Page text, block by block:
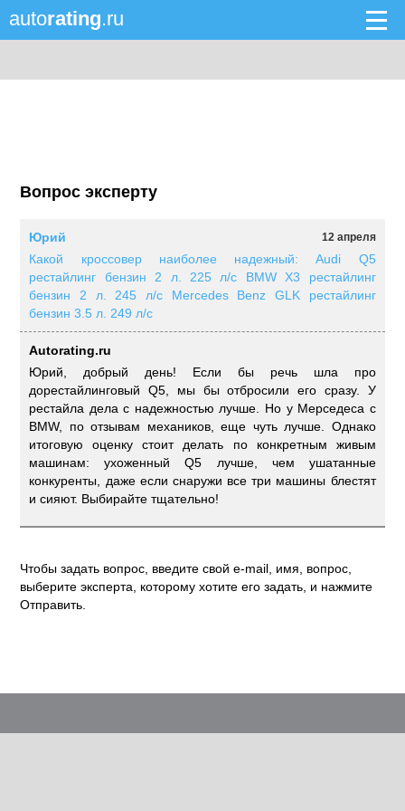
autorating.ru
Вопрос эксперту
12 апреля
Юрий
Какой кроссовер наиболее надежный: Audi Q5
рестайлинг бензин 2 л. 225 л/с BMW X3 рестайлинг
бензин 2 л. 245 л/с Mercedes Benz GLK рестайлинг
бензин 3.5 л. 249 л/с
Autorating.ru
Юрий, добрый день! Если бы речь шла про
дорестайлинговый Q5, мы бы отбросили его сразу. У
рестайла дела с надежностью лучше. Но у Мерседеса с
BMW, по отзывам механиков, еще чуть лучше. Однако
итоговую оценку стоит делать по конкретным живым
машинам: ухоженный Q5 лучше, чем ушатанные
конкуренты, даже если снаружи все три машины блестят
и сияют. Выбирайте тщательно!
Чтобы задать вопрос, введите свой e-mail, имя, вопрос,
выберите эксперта, которому хотите его задать, и нажмите
Отправить.